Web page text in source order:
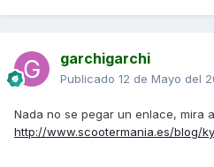
garchigarchi
Publicado 12 de Mayo del
Nada no se pegar un enlace, mira
http://www.scootermania.es/blog/